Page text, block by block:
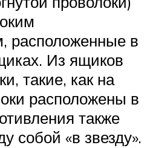
расположенные в
Из ящиков
такие, как на
расположены в
также
собой «в звезду».